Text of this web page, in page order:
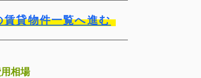
賃貸物件一覧へ進む
相場